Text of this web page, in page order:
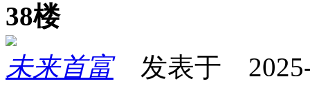
38楼
未来首富发表于 2025-